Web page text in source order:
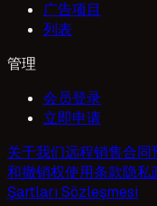
广告项目
列表
管理
会员登录
立即申请
关于我们远程销售合同
和撤销权使用条款隐私
Şartları Sözleşmesi